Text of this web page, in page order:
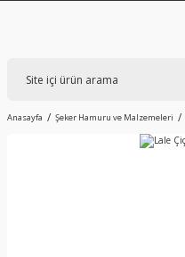
Anasayfa Şeker Hamuru ve Malzemeleri